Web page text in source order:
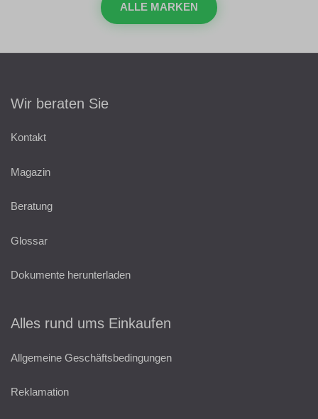
ALLE MARKEN
Wir beraten Sie
Kontakt
Magazin
Beratung
Glossar
Dokumente herunterladen
Alles rund ums Einkaufen
Allgemeine Geschäftsbedingungen
Reklamation